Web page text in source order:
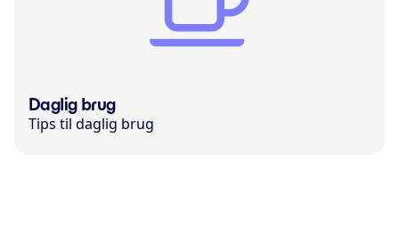
Daglig brug
Tips til daglig brug